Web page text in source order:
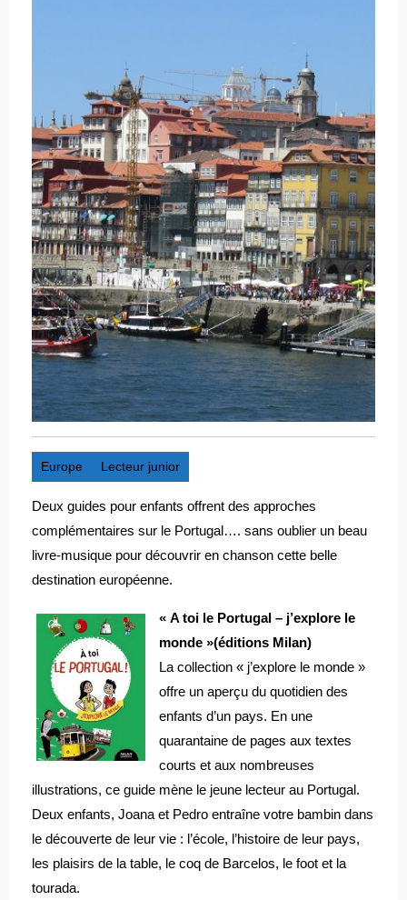
Europe Lecteur junior
Deux guides pour enfants offrent des approches
complémentaires sur le Portugal…. sans oublier un beau
livre-musique pour découvrir en chanson cette belle
destination européenne.
« A toi le Portugal – j’explore le
monde »(éditions Milan)
La collection « j’explore le monde »
offre un aperçu du quotidien des
enfants d’un pays. En une
quarantaine de pages aux textes
courts et aux nombreuses
illustrations, ce guide mène le jeune lecteur au Portugal.
Deux enfants, Joana et Pedro entraîne votre bambin dans
le découverte de leur vie : l’école, l’histoire de leur pays,
les plaisirs de la table, le coq de Barcelos, le foot et la
tourada.